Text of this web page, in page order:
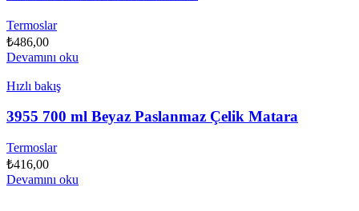
Termoslar
₺486,00
Devamını oku
Hızlı bakış
3955 700 ml Beyaz Paslanmaz Çelik Matara
Termoslar
₺416,00
Devamını oku